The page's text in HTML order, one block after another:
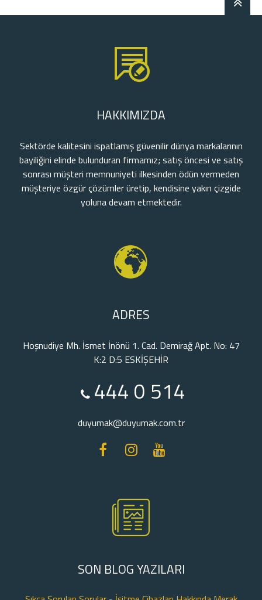
HAKKIMIZDA
Sektörde kalitesini ispatlamış güvenilir dünya markalarının
bayiliğini elinde bulunduran firmamız; satış öncesi ve satış
sonrası müşteri memnuniyeti ilkesinden ödün vermeden
müşteriye özgür çözümler üretip, kendisine yakın çizgide
yoluna devam etmektedir.
ADRES
Hoşnudiye Mh. İsmet İnönü 1. Cad. Demirağ Apt. No: 47
K:2 D:5 ESKİŞEHİR
444 0 514
duyumak@duyumak.com.tr
SON BLOG YAZILARI